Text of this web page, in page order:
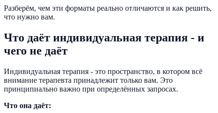
Разберём, чем эти форматы реально отличаются и как решить,
что нужно вам.
Что даёт индивидуальная терапия - и
чего не даёт
Индивидуальная терапия - это пространство, в котором всё
внимание терапевта принадлежит только вам. Это
принципиально важно при определённых запросах.
Что она даёт: